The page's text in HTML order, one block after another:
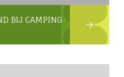
BIJ CAMPING